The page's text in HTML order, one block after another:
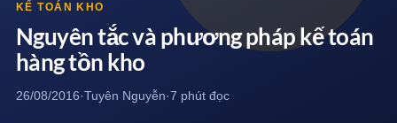
KẾ TOÁN KHO
Nguyên tắc và phương pháp kế toán
hàng tồn kho
26/08/2016·Tuyên Nguyễn·7 phút đọc